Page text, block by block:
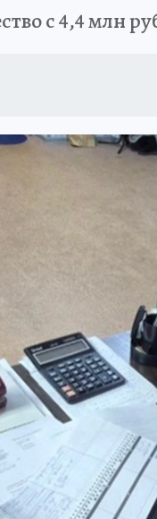
с 4,4 млн